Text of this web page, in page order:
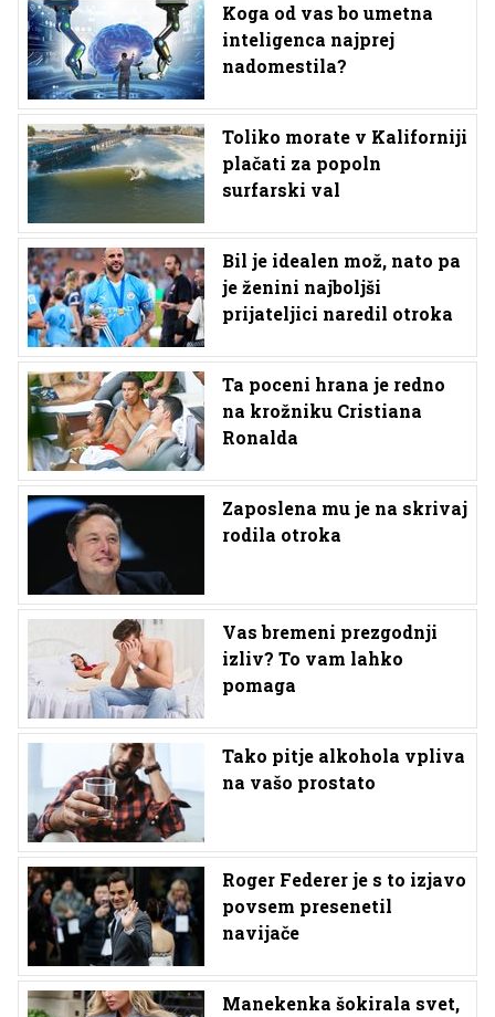
Koga od vas bo umetna
inteligenca najprej
nadomestila?
Toliko morate v Kaliforniji
plačati za popoln
surfarski val
Bil je idealen mož, nato pa
je ženini najboljši
prijateljici naredil otroka
Ta poceni hrana je redno
na krožniku Cristiana
Ronalda
Zaposlena mu je na skrivaj
rodila otroka
Vas bremeni prezgodnji
izliv? To vam lahko
pomaga
Tako pitje alkohola vpliva
na vašo prostato
Roger Federer je s to izjavo
povsem presenetil
navijače
Manekenka šokirala svet,